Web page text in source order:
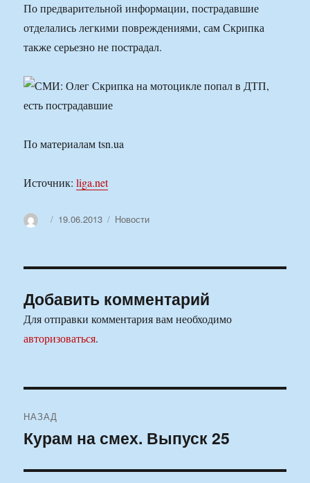
По предварительной информации, пострадавшие
отделались легкими повреждениями, сам Скрипка
также серьезно не пострадал.
По материалам tsn.ua
Источник:liga.net
АвторОпубликовано
19.06.2013 Рубрики
Новости
Добавить комментарий
Для отправки комментария вам необходимо
авторизоваться.
по
НАЗАД
Предыдущая
Курам на смех. Выпуск 25